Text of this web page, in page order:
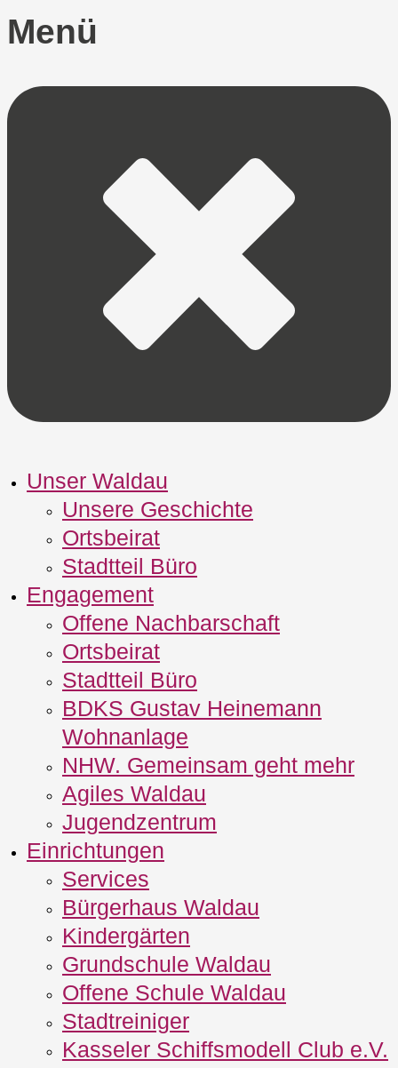
Menü
Unser Waldau
Unsere Geschichte
Ortsbeirat
Stadtteil Büro
Engagement
Offene Nachbarschaft
Ortsbeirat
Stadtteil Büro
BDKS Gustav Heinemann
Wohnanlage
NHW. Gemeinsam geht mehr
Agiles Waldau
Jugendzentrum
Einrichtungen
Services
Bürgerhaus Waldau
Kindergärten
Grundschule Waldau
Offene Schule Waldau
Stadtreiniger
Kasseler Schiffsmodell Club e.V.